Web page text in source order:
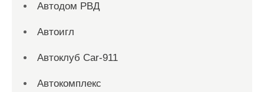
Автодом РВД
Автоигл
Автоклуб Car-911
Автокомплекс